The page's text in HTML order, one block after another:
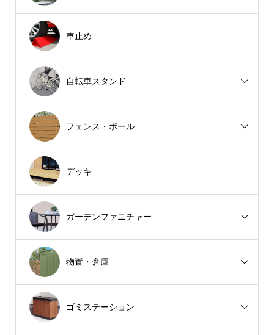
車止め
自転車スタンド
フェンス・ポール
デッキ
ガーデンファニチャー
物置・倉庫
ゴミステーション